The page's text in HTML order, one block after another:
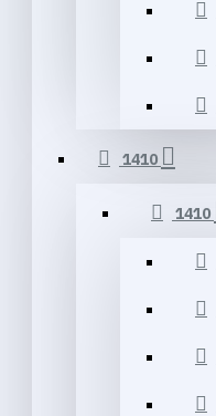
1410
1410